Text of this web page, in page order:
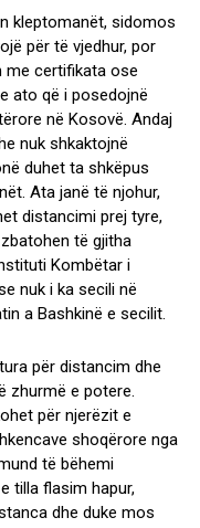
kleptomanët, sidomos
për të vjedhur, por
me certifikata ose
ato që i posedojnë
në Kosovë. Andaj
nuk shkaktojnë
duhet ta shkëpus
Ata janë të njohur,
distancimi prej tyre,
të gjitha
Kombëtar i
nuk i ka secili në
a Bashkinë e secilit.
për distancim dhe
zhurmë e potere.
për njerëzit e
shoqërore nga
të bëhemi
tilla flasim hapur,
dhe duke mos